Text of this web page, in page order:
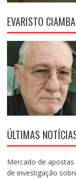
EVARISTO
ÚLTIMAS
Mercado de
de investigação